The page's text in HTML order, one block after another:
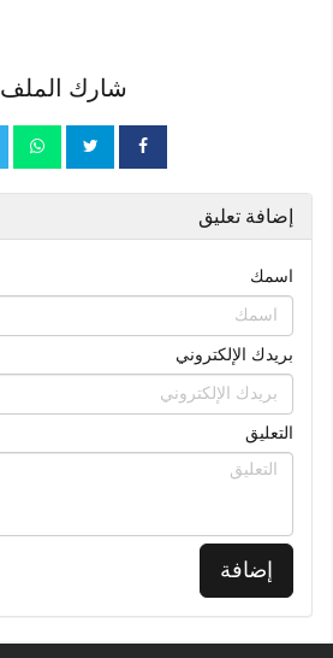
شارك الملف
إضافة تعليق
اسمك
بريدك الإلكتروني
التعليق
إضافة